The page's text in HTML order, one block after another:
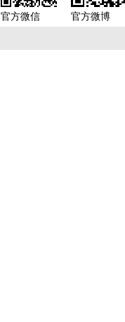
官方微信 官方微博